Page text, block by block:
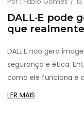
DALL·E pode
que
DALL·E não gera
segurança e ética.
como ele funciona e
LER MAIS